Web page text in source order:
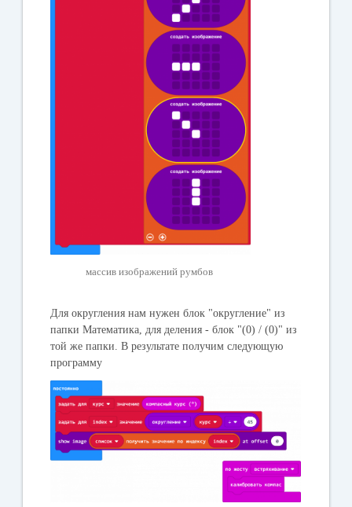
массив изображений румбов
Для округления нам нужен блок "округление" из
папки Математика, для деления - блок "(0) / (0)" из
той же папки. В результате получим следующую
программу